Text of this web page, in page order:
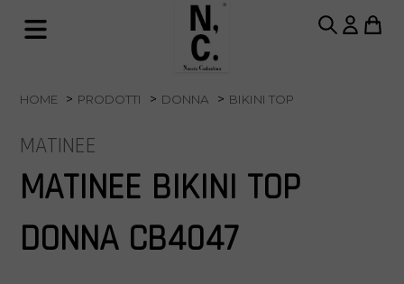
HOME PRODOTTI DONNA BIKINI TOP
MATINEE
MATINEE BIKINI TOP
DONNA CB4047